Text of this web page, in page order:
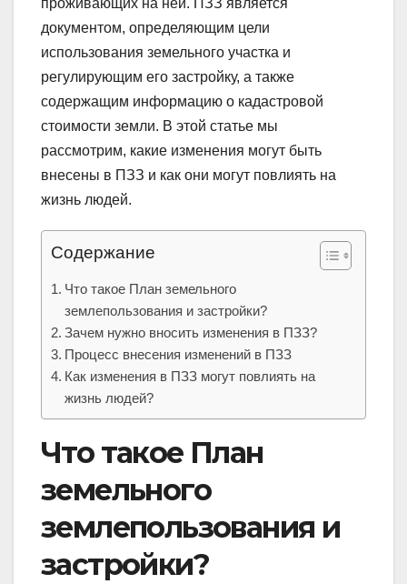
проживающих на ней. ПЗЗ является
документом, определяющим цели
использования земельного участка и
регулирующим его застройку, а также
содержащим информацию о кадастровой
стоимости земли. В этой статье мы
рассмотрим, какие изменения могут быть
внесены в ПЗЗ и как они могут повлиять на
жизнь людей.
Содержание
Что такое План земельного
землепользования и застройки?
Зачем нужно вносить изменения в ПЗЗ?
Процесс внесения изменений в ПЗЗ
Как изменения в ПЗЗ могут повлиять на
жизнь людей?
Что такое План
земельного
землепользования и
застройки?